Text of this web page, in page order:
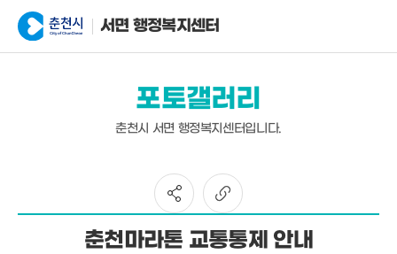
서면 행정복지센터
포토갤러리
춘천시 서면 행정복지센터입니다.
춘천마라톤 교통통제 안내